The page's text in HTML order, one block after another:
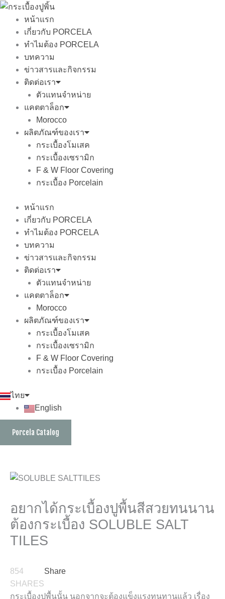
Skip
content
หน้าแรก
เกี่ยวกับ PORCELA
ทำไมต้อง PORCELA
บทความ
ข่าวสารและกิจกรรม
ติดต่อเรา
ตัวแทนจำหน่าย
แคตตาล็อก
Morocco
ผลิตภัณฑ์ของเรา
กระเบื้องโมเสค
กระเบื้องเซรามิก
F & W Floor Covering
กระเบื้อง Porcelain
หน้าแรก
เกี่ยวกับ PORCELA
ทำไมต้อง PORCELA
บทความ
ข่าวสารและกิจกรรม
ติดต่อเรา
ตัวแทนจำหน่าย
แคตตาล็อก
Morocco
ผลิตภัณฑ์ของเรา
กระเบื้องโมเสค
กระเบื้องเซรามิก
F & W Floor Covering
กระเบื้อง Porcelain
ไทย
English
Porcela Catalog
อยากได้กระเบื้องปูพื้นสีสวยทนนาน
ต้องกระเบื้อง SOLUBLE SALT
TILES
854
SHARES
Share
กระเบื้องปูพื้นนั้น นอกจากจะต้องแข็งแรงทนทานแล้ว เรื่อง